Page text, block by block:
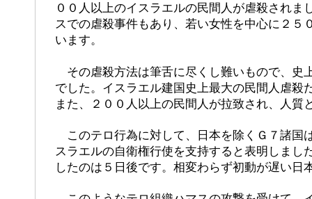
００人以上のイスラエルの民間人が虐殺されま
スでの虐殺事件もあり、若い女性を中心に２５
います。
その虐殺方法は筆舌に尽くし難いもので、史
でした。イスラエル建国史上最大の民間人虐殺
また、２００人以上の民間人が拉致され、人質
このテロ行為に対して、日本を除くＧ７諸国
スラエルの自衛権行使を支持すると表明しまし
したのは５日後です。相変わらず初動が遅い日